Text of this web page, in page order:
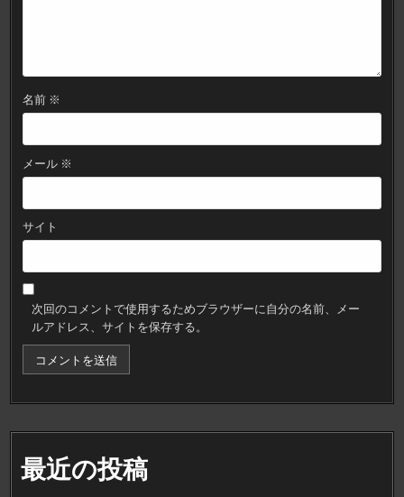
名前 ※
メール ※
サイト
次回のコメントで使用するためブラウザーに自分の名前、メー
ルアドレス、サイトを保存する。
最近の投稿